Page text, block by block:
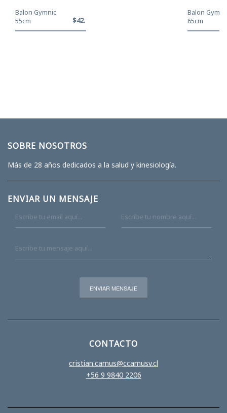
Balon Gymnic
55cm
$42.120
Balon
65cm
SOBRE NOSOTROS
Más de 28 años dedicados a la salud y kinesiología.
ENVIAR UN MENSAJE
CONTACTO
cristian.camus@ccamusv.cl
+56 9 9840 2206